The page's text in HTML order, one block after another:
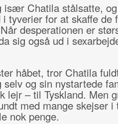
især Chatila stålsatte,
tyverier for at skaffe de
desperationen er
sig også ud i
håbet, tror Chatila
selv og sin nystartede
lejr – til Tyskland. Men
med mange skejser i
nok penge.